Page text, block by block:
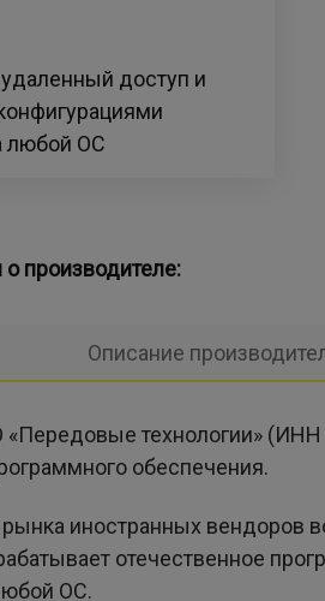
доступ и
любой ОС
производителе:
Описание
технологии» (ИНН
обеспечения.
иностранных вендоров
отечественное
ОС.